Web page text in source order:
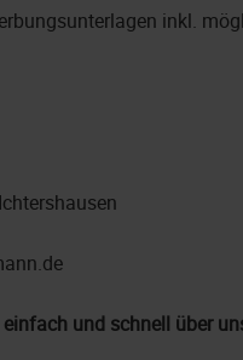
inkl.
und schnell über